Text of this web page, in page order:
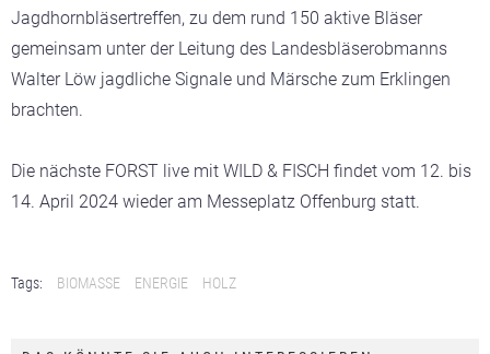
Jagdhornbläsertreffen, zu dem rund 150 aktive Bläser
gemeinsam unter der Leitung des Landesbläserobmanns
Walter Löw jagdliche Signale und Märsche zum Erklingen
brachten.
Die nächste FORST live mit WILD & FISCH findet vom 12. bis
14. April 2024 wieder am Messeplatz Offenburg statt.
Tags: BIOMASSE ENERGIE HOLZ